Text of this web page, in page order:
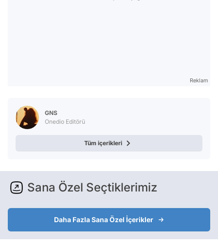
Reklam
GNS
Onedio Editörü
Tüm içerikleri
Sana Özel Seçtiklerimiz
Daha Fazla Sana Özel İçerikler